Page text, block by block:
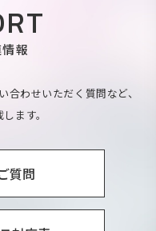
報
わせいただく質問など、
ます。
質問